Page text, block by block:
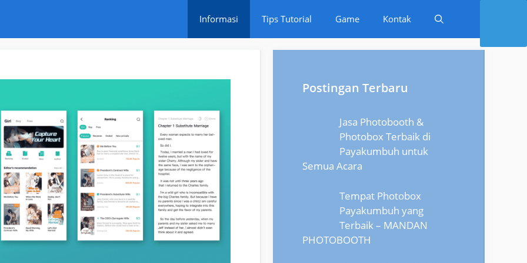
Informasi Tips Tutorial Game Kontak
Postingan Terbaru
Jasa Photobooth &
Photobox Terbaik di
Payakumbuh untuk
Semua Acara
Tempat Photobox
Payakumbuh yang
Terbaik – MANDAN
PHOTOBOOTH